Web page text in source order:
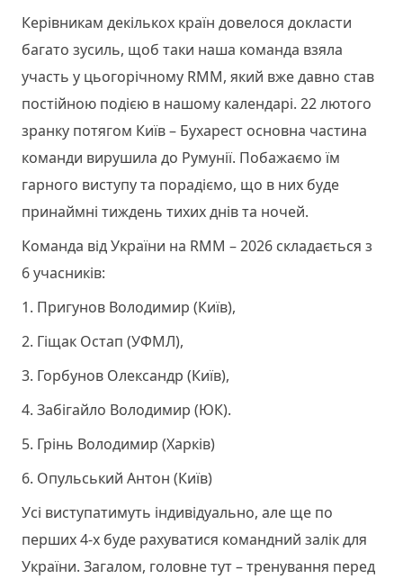
Керівникам декількох країн довелося докласти
багато зусиль, щоб таки наша команда взяла
участь у цьогорічному RMM, який вже давно став
постійною подією в нашому календарі. 22 лютого
зранку потягом Київ – Бухарест основна частина
команди вирушила до Румунії. Побажаємо їм
гарного виступу та порадіємо, що в них буде
принаймні тиждень тихих днів та ночей.
Команда від України на RMM – 2026 складається з
6 учасників:
1. Пригунов Володимир (Київ),
2. Гіщак Остап (УФМЛ),
3. Горбунов Олександр (Київ),
4. Забігайло Володимир (ЮК).
5. Грінь Володимир (Харків)
6. Опульський Антон (Київ)
Усі виступатимуть індивідуально, але ще по
перших 4-х буде рахуватися командний залік для
України. Загалом, головне тут – тренування перед